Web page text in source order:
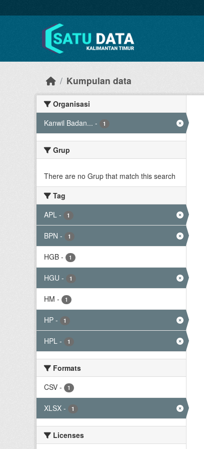
Kumpulan data
Organisasi
Kanwil Badan... - 1
Grup
There are no Grup that match this search
Tag
APL - 1
BPN - 1
HGB - 1
HGU - 1
HM - 1
HP - 1
HPL - 1
Formats
CSV - 1
XLSX - 1
Licenses